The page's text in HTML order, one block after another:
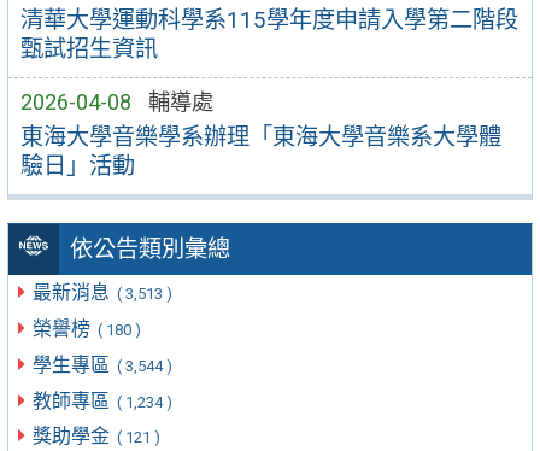
清華大學運動科學系115學年度申請入學第二階段
甄試招生資訊
2026-04-08 輔導處
東海大學音樂學系辦理「東海大學音樂系大學體
驗日」活動
依公告類別彙總
最新消息 ( 3,513 )
榮譽榜 ( 180 )
學生專區 ( 3,544 )
教師專區 ( 1,234 )
獎助學金 ( 121 )